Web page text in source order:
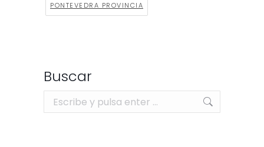
PONTEVEDRA PROVINCIA
Buscar
Buscar: